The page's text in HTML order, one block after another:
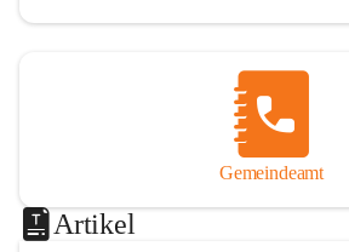
Gemeindeamt
Artikel